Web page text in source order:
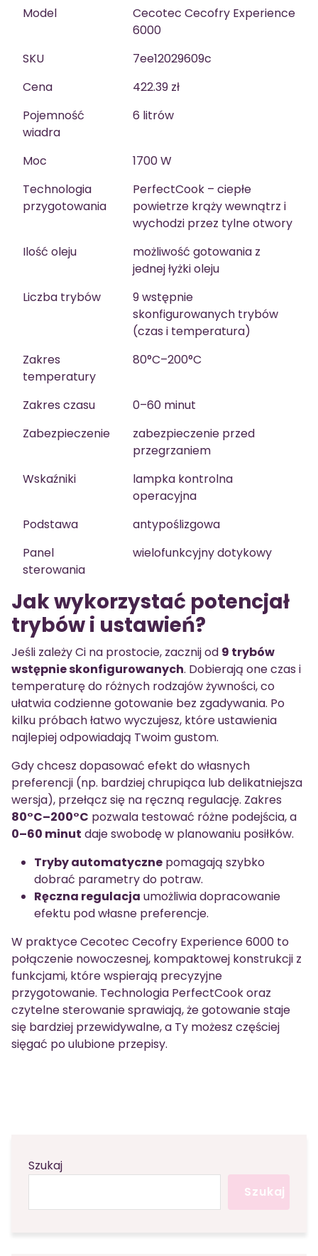
Model
Cecotec Cecofry Experience
6000
SKU
7ee12029609c
Cena
422.39 zł
Pojemność
wiadra
6 litrów
Moc
1700 W
Technologia
przygotowania
PerfectCook – ciepłe
powietrze krąży wewnątrz i
wychodzi przez tylne otwory
Ilość oleju
możliwość gotowania z
jednej łyżki oleju
Liczba trybów
9 wstępnie
skonfigurowanych trybów
(czas i temperatura)
Zakres
temperatury
80°C–200°C
Zakres czasu
0–60 minut
Zabezpieczenie
zabezpieczenie przed
przegrzaniem
Wskaźniki
lampka kontrolna
operacyjna
Podstawa
antypoślizgowa
Panel
sterowania
wielofunkcyjny dotykowy
Jak wykorzystać potencjał
trybów i ustawień?
Jeśli zależy Ci na prostocie, zacznij od 9 trybów
wstępnie skonfigurowanych. Dobierają one czas i
temperaturę do różnych rodzajów żywności, co
ułatwia codzienne gotowanie bez zgadywania. Po
kilku próbach łatwo wyczujesz, które ustawienia
najlepiej odpowiadają Twoim gustom.
Gdy chcesz dopasować efekt do własnych
preferencji (np. bardziej chrupiąca lub delikatniejsza
wersja), przełącz się na ręczną regulację. Zakres
80°C–200°C pozwala testować różne podejścia, a
0–60 minut daje swobodę w planowaniu posiłków.
Tryby automatyczne pomagają szybko
dobrać parametry do potraw.
Ręczna regulacja umożliwia dopracowanie
efektu pod własne preferencje.
W praktyce Cecotec Cecofry Experience 6000 to
połączenie nowoczesnej, kompaktowej konstrukcji z
funkcjami, które wspierają precyzyjne
przygotowanie. Technologia PerfectCook oraz
czytelne sterowanie sprawiają, że gotowanie staje
się bardziej przewidywalne, a Ty możesz częściej
sięgać po ulubione przepisy.
Szukaj
Szukaj